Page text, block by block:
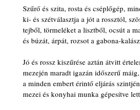
Szűrő és szita, rosta és cséplőgép,
ki- és szétválasztja a jót a rossztól,
tejből, törmeléket a lisztből, ocsút a
és búzát, árpát, rozsot a gabona-
Jó és rossz kiszűrése aztán átvitt
mezején maradt igazán időszerű máig,
a minden embert érintő eljárás
mezei és konyhai munka gépesítve